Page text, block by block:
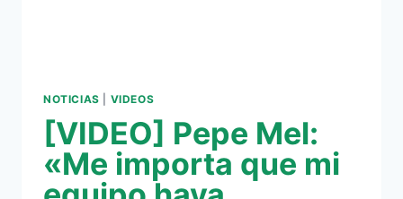
NOTICIAS VIDEOS
[VIDEO] Pepe Mel:
«Me importa que mi